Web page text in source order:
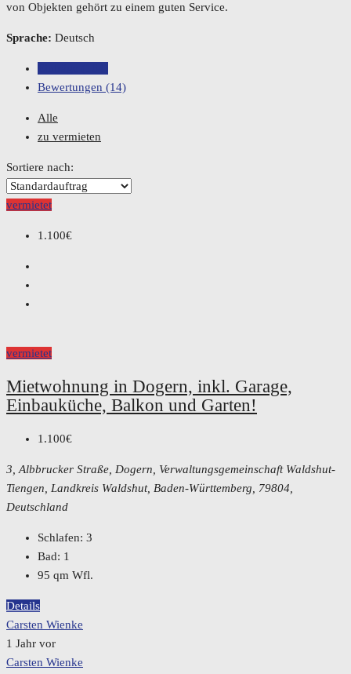
von Objekten gehört zu einem guten Service.
Sprache: Deutsch
Bewertungen (14)
Alle
zu vermieten
Sortiere nach:
vermietet
1.100€
vermietet
Mietwohnung in Dogern, inkl. Garage,
Einbauküche, Balkon und Garten!
1.100€
3, Albbrucker Straße, Dogern, Verwaltungsgemeinschaft Waldshut-
Tiengen, Landkreis Waldshut, Baden-Württemberg, 79804,
Deutschland
Schlafen: 3
Bad: 1
95 qm Wfl.
Details
Carsten Wienke
1 Jahr vor
Carsten Wienke